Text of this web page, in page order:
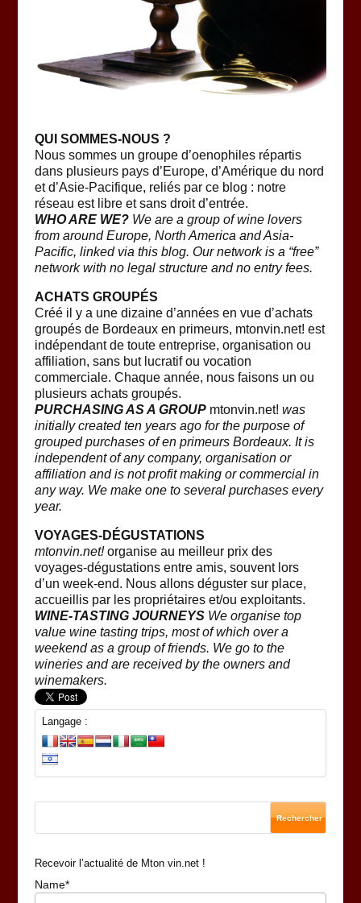
QUI SOMMES-NOUS ?
Nous sommes un groupe d’oenophiles répartis
dans plusieurs pays d’Europe, d’Amérique du nord
et d’Asie-Pacifique, reliés par ce blog : notre
réseau est libre et sans droit d’entrée.
WHO ARE WE? We are a group of wine lovers
from around Europe, North America and Asia-
Pacific, linked via this blog. Our network is a “free”
network with no legal structure and no entry fees.
ACHATS GROUPÉS
Créé il y a une dizaine d’années en vue d’achats
groupés de Bordeaux en primeurs, mtonvin.net! est
indépendant de toute entreprise, organisation ou
affiliation, sans but lucratif ou vocation
commerciale. Chaque année, nous faisons un ou
plusieurs achats groupés.
PURCHASING AS A GROUPmtonvin.net! was
initially created ten years ago for the purpose of
grouped purchases of en primeurs Bordeaux. It is
independent of any company, organisation or
affiliation and is not profit making or commercial in
any way. We make one to several purchases every
year.
VOYAGES-DÉGUSTATIONS
mtonvin.net!organise au meilleur prix des
voyages-dégustations entre amis, souvent lors
d’un week-end. Nous allons déguster sur place,
accueillis par les propriétaires et/ou exploitants.
WINE-TASTING JOURNEYS We organise top
value wine tasting trips, most of which over a
weekend as a group of friends. We go to the
wineries and are received by the owners and
winemakers.
Langage :
Recevoir l’actualité de Mton vin.net !
Name*